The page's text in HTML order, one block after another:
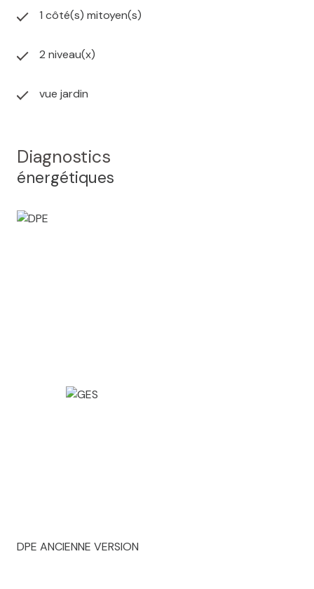
1 côté(s) mitoyen(s)
2 niveau(x)
vue jardin
Diagnostics
énergétiques
DPE ANCIENNE VERSION